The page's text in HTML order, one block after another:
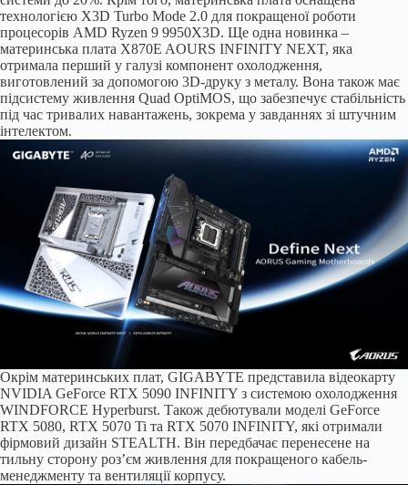
технологією X3D Turbo Mode 2.0 для покращеної роботи
процесорів AMD Ryzen 9 9950X3D. Ще одна новинка –
материнська плата X870E AOURS INFINITY NEXT, яка
отримала перший у галузі компонент охолодження,
виготовлений за допомогою 3D-друку з металу. Вона також має
підсистему живлення Quad OptiMOS, що забезпечує стабільність
під час тривалих навантажень, зокрема у завданнях зі штучним
інтелектом.
Окрім материнських плат, GIGABYTE представила відеокарту
NVIDIA GeForce RTX 5090 INFINITY з системою охолодження
WINDFORCE Hyperburst. Також дебютували моделі GeForce
RTX 5080, RTX 5070 Ti та RTX 5070 INFINITY, які отримали
фірмовий дизайн STEALTH. Він передбачає перенесене на
тильну сторону роз’єм живлення для покращеного кабель-
менеджменту та вентиляції корпусу.